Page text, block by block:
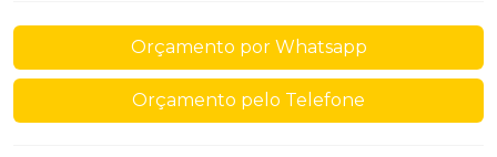
Orçamento por Whatsapp
Orçamento pelo Telefone